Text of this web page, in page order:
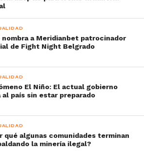
nombra a Meridianbet patrocinador
de Fight Night Belgrado
El Niño: El actual gobierno
al país sin estar preparado
qué algunas comunidades terminan
la minería ilegal?